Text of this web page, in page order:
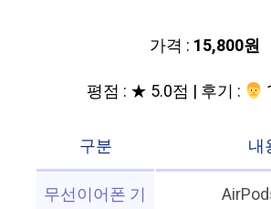
가격 : 15,800원
평점 : ★ 5.0점 | 후기 :
구분
내
무선이어폰 기